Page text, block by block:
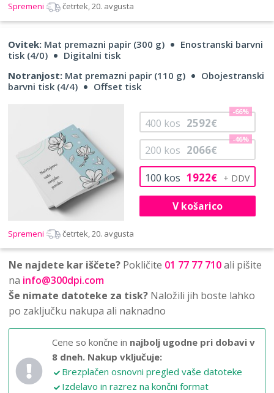
Spremeni četrtek, 20. avgusta
Ovitek: Mat premazni papir (300 g)
Enostranski barvni
tisk (4/0)
Digitalni tisk
Notranjost: Mat premazni papir (110 g)
Obojestranski
barvni tisk (4/4)
Offset tisk
100 kos 1922€
200 kos 2066€
-46%
400 kos 2592€
-66%
V košarico
Spremeni četrtek, 20. avgusta
Ne najdete kar iščete? Pokličite 01 77 77 710ali pišite
na info@300dpi.com
Še nimate datoteke za tisk? Naložili jih boste lahko
po zaključku nakupa ali naknadno
Cene so končne in najbolj ugodne pri dobavi v
8 dneh. Nakup vključuje:
Brezplačen osnovni pregled vaše datoteke
Izdelavo in razrez na končni format